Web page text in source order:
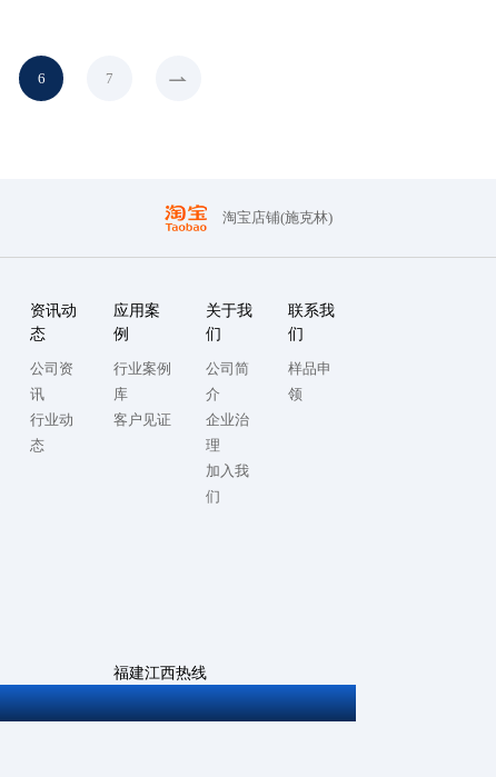
6 7
淘宝店铺(施克林)
资讯动
态
公司资
讯
行业动
态
应用案
例
行业案例
库
客户见证
关于我
们
公司简
介
企业治
理
加入我
们
联系我
们
样品申
领
福建江西热线
0592-5714982